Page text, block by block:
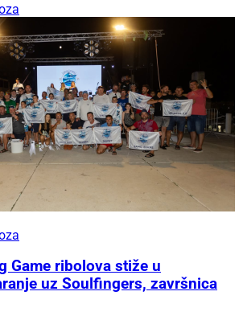
Game ribolova stiže u
uz Soulfingers, završnica